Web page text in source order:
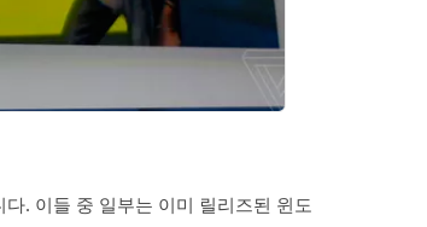
. 이들 중 일부는 이미 릴리즈된 윈도